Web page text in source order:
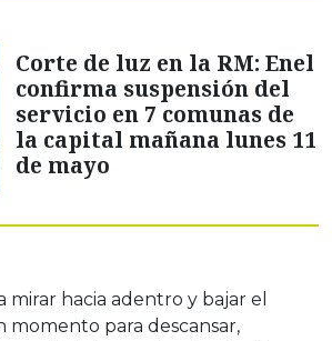
Corte de luz en la RM: Enel
confirma suspensión del
servicio en 7 comunas de
la capital mañana lunes 11
de mayo
mirar hacia adentro y bajar el
momento para descansar,